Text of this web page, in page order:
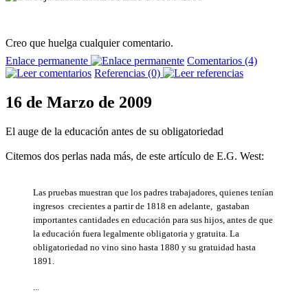
Creo que huelga cualquier comentario.
Enlace permanente
Comentarios (4)
Referencias (0)
16 de Marzo de 2009
El auge de la educación antes de su obligatoriedad
Citemos dos perlas nada más, de este artículo de E.G. West:
Las pruebas muestran que los padres trabajadores, quienes tenían
ingresos crecientes a partir de 1818 en adelante, gastaban
importantes cantidades en educación para sus hijos, antes de que
la educación fuera legalmente obligatoria y gratuita. La
obligatoriedad no vino sino hasta 1880 y su gratuidad hasta
1891.